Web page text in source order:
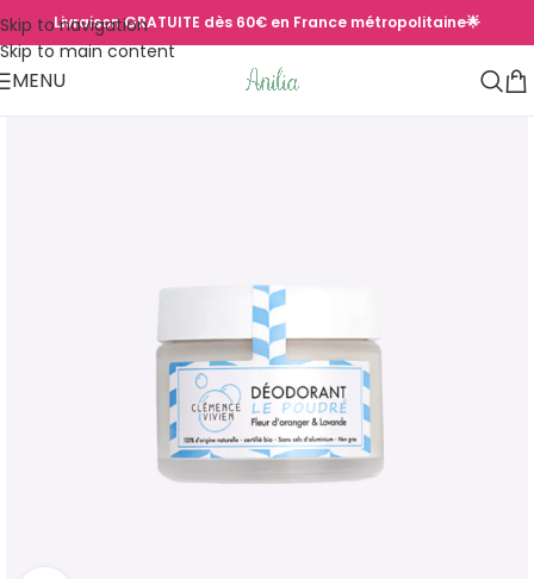
Skip to navigation
Skip to main content
Livraison GRATUITE dès 60€ en France métropolitaine🌟
MENU